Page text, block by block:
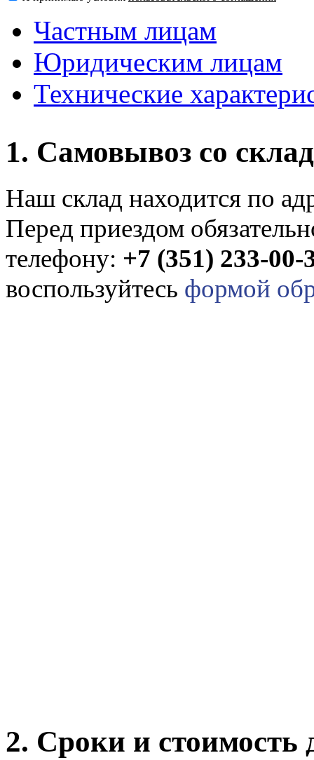
Частным лицам
Юридическим лицам
Технические
1. Самовывоз со
Наш склад находится по
Перед приездом
телефону: +7 (351) 233-00-
воспользуйтесь формой
2. Сроки и стоимость